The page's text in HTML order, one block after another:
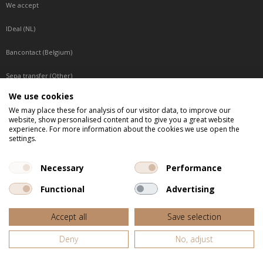
We accept
IDeal (NL)
Bancontact (Belgium)
Sepa transfer (Other)
Reachable by phone
Tuesday, Wednesday, Thursday: Between 9:00 o'clock and 17:00 o'clock
Friday: Between 9:00 o'clock and 12:00 o'clock
We use cookies
We may place these for analysis of our visitor data, to improve our
website, show personalised content and to give you a great website
experience. For more information about the cookies we use open the
settings.
Necessary
Performance
Functional
Advertising
Accept all
Save selection
Deny
No, adjust